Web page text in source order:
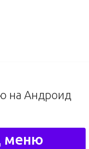
на Андроид
меню